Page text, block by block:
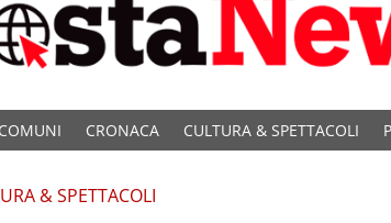
COMUNI CRONACA CULTURA & SPETTACOLI
& SPETTACOLI